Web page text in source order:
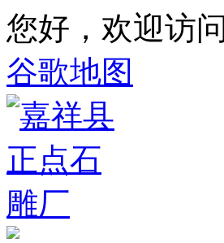
您好，欢迎访
谷歌地图